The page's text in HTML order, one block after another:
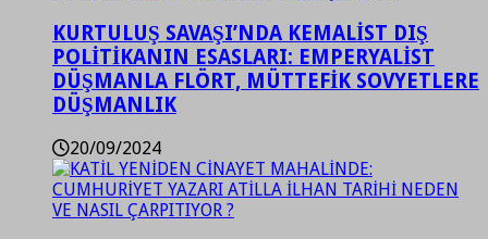
KURTULUŞ SAVAŞI’NDA KEMALİST DIŞ
POLİTİKANIN ESASLARI: EMPERYALİST
DÜŞMANLA FLÖRT, MÜTTEFİK SOVYETLERE
DÜŞMANLIK
20/09/2024